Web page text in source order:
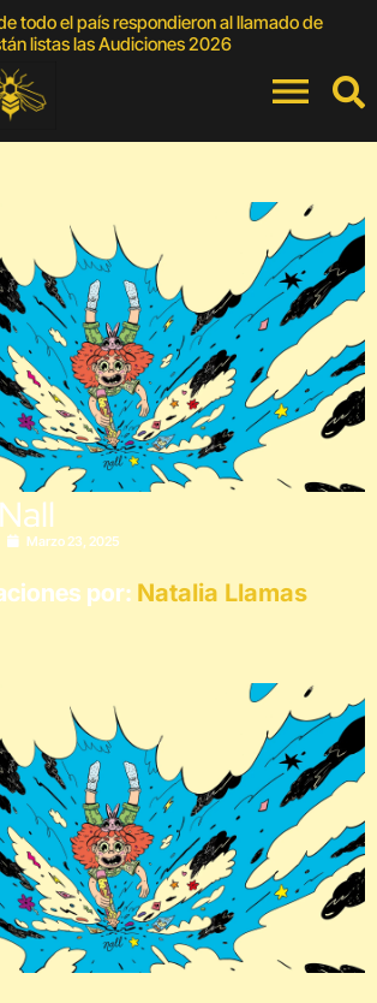
todo el país respondieron al llamado de
listas las Audiciones 2026
Marzo 23, 2025
por: Natalia Llamas